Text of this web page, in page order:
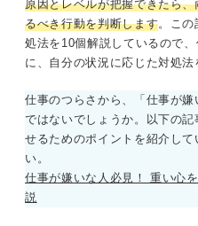
原因とレベルが把握できたら
るべき行動を判断します。この
処法を10個解説しているので
に、自分の状況に応じた対処法
仕事のつらさから、「仕事が
ではないでしょうか。以下の
せるためのポイントを紹介し
い。
仕事が嫌いな人必見！ 重い心
説